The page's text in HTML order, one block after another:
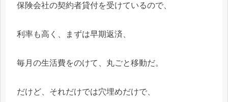
保険会社の契約者貸付を受けているので、
利率も高く、まずは早期返済、
毎月の生活費をのけて、丸ごと移動だ。
だけど、それだけでは穴埋めだけで、